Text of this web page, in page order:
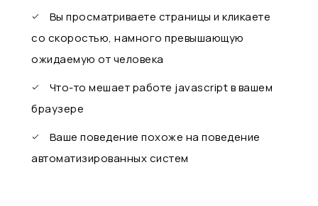
Вы просматриваете страницы и кликаете
со скоростью, намного превышающую
ожидаемую от человека
Что-то мешает работе javascript в вашем
браузере
Ваше поведение похоже на поведение
автоматизированных систем